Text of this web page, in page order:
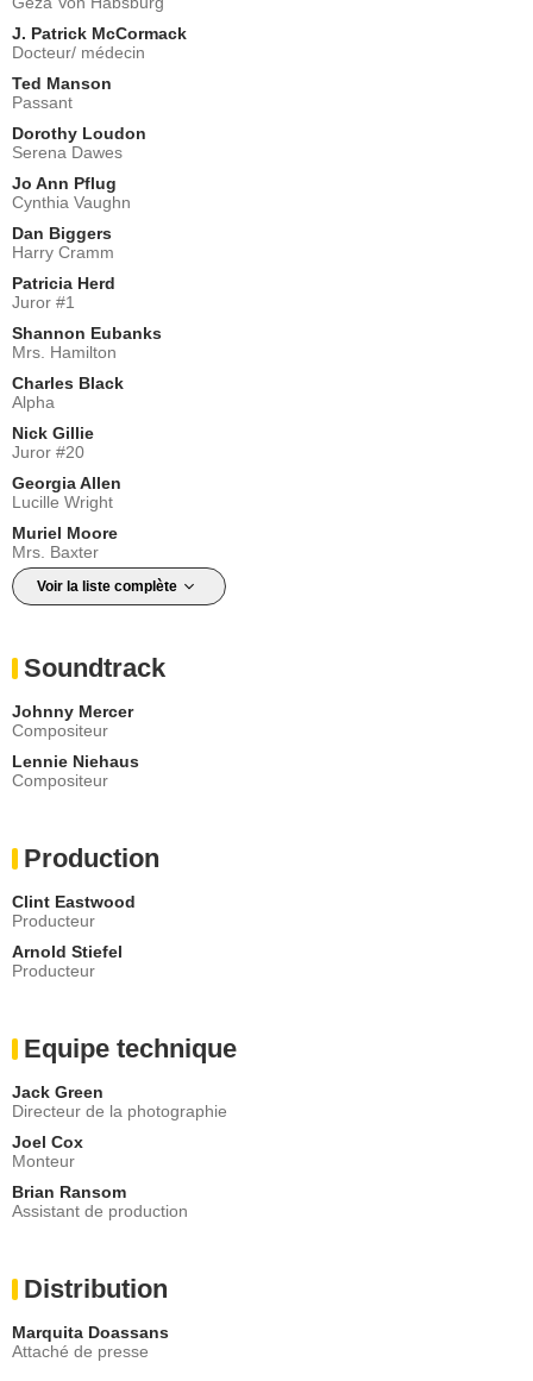
J. Patrick McCormack
Docteur/ médecin
Ted Manson
Passant
Dorothy Loudon
Serena Dawes
Jo Ann Pflug
Cynthia Vaughn
Dan Biggers
Harry Cramm
Patricia Herd
Juror #1
Shannon Eubanks
Mrs. Hamilton
Charles Black
Alpha
Nick Gillie
Juror #20
Georgia Allen
Lucille Wright
Muriel Moore
Mrs. Baxter
Voir la liste complète
Soundtrack
Johnny Mercer
Compositeur
Lennie Niehaus
Compositeur
Production
Clint Eastwood
Producteur
Arnold Stiefel
Producteur
Equipe technique
Jack Green
Directeur de la photographie
Joel Cox
Monteur
Brian Ransom
Assistant de production
Distribution
Marquita Doassans
Attaché de presse